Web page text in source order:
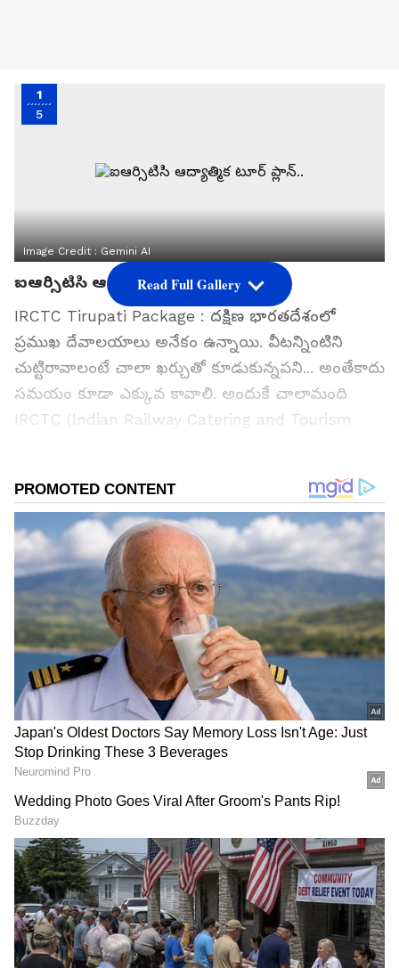
1
5
Image Credit :Gemini AI
ఐఆర్సిటిసి ఆద్యాత్మిక టూర్ ప్లాన్..
IRCTC Tirupati Package : దక్షిణ భారతదేశంలో
ప్రముఖ దేవాలయాలు అనేకం ఉన్నాయి. వీటన్నింటిని
చుట్టిరావాలంటే చాలా ఖర్చుతో కూడుకున్నపని... అంతేకాదు
సమయం కూడా ఎక్కువ కావాలి. అందుకే చాలామంది
IRCTC (Indian Railway Catering and Tourism
తాజాగా ఐఆర్సిటిసి తిరుపతి, శ్రీకాళహస్తి, కొల్హాపూర్ టూర్
ప్యాకేజీని ప్రకటించింది. దీని గురించి పూర్తి వివరాలు ఇక్కడ
తెలుసుకుందాం.
గూగుల్‌లో ఆసక్తికరమైన సమాచారం కోసం ఏసియానెట్ తెలుగు
ను మీ ఫ్రిఫర్డ్ సోర్స్ గా ఎంచుకోండి
2
Read Full Gallery